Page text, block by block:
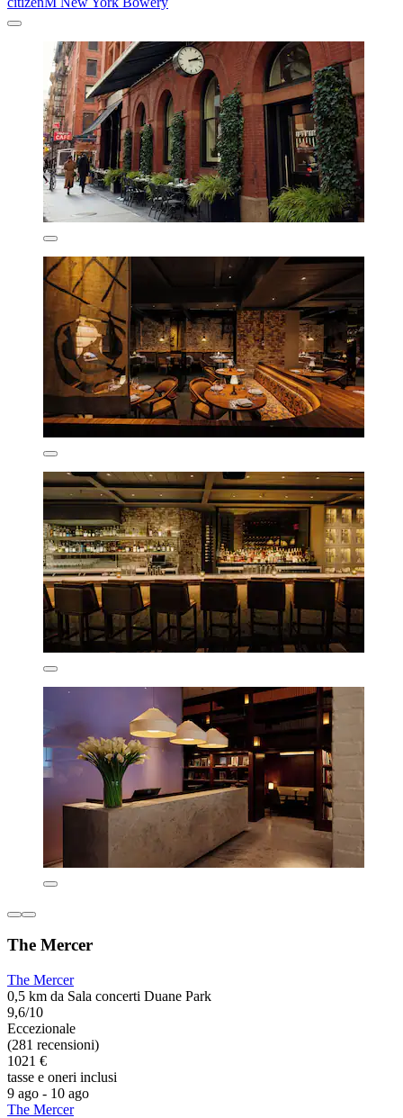
The Mercer
The Mercer
0,5 km da Sala concerti Duane Park
9,6/10
Eccezionale
(281 recensioni)
1021 €
tasse e oneri inclusi
9 ago - 10 ago
The Mercer